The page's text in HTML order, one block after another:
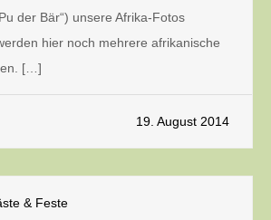
der Bär“) unsere Afrika-Fotos
hier noch mehrere afrikanische
[…]
19. August 2014
& Feste